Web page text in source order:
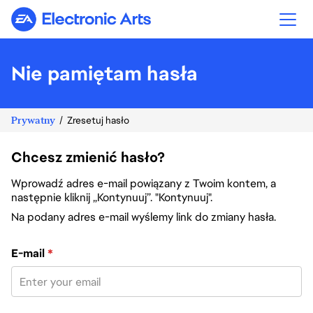
Electronic Arts
Nie pamiętam hasła
Prywatny Zresetuj hasło
Chcesz zmienić hasło?
Wprowadź adres e-mail powiązany z Twoim kontem, a
następnie kliknij „Kontynuuj”. "Kontynuuj".
Na podany adres e-mail wyślemy link do zmiany hasła.
Zresetuj hasło za pomocą adresu e-mail
E-mail*